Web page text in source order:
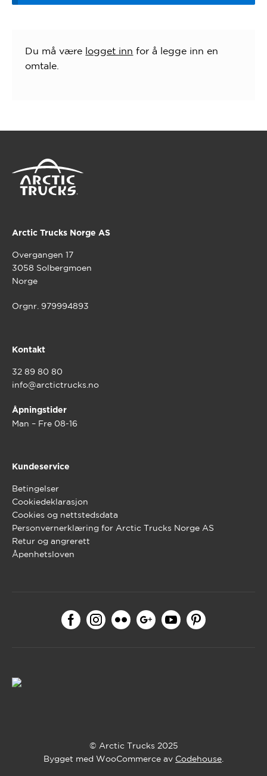
Du må være logget inn for å legge inn en
omtale.
Arctic Trucks Norge AS
Overgangen 17
3058 Solbergmoen
Norge
Orgnr. 979994893
Kontakt
32 89 80 80
info@arctictrucks.no
Åpningstider
Man – Fre 08-16
Kundeservice
Betingelser
Cookiedeklarasjon
Cookies og nettstedsdata
Personvernerklæring for Arctic Trucks Norge AS
Retur og angrerett
Åpenhetsloven
© Arctic Trucks 2025
Bygget med WooCommerce av Codehouse